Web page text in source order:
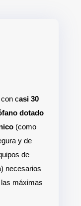
casi 30
dotado
(como
y de
de
necesarios
máximas